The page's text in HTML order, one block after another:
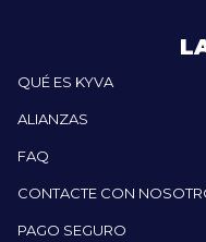
QUÉ ES KYVA
ALIANZAS
FAQ
CONTACTE CON
PAGO SEGURO